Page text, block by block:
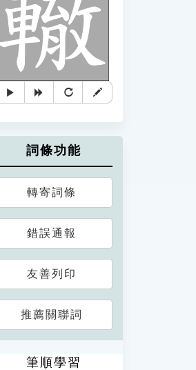
詞條功能
轉寄詞條
錯誤通報
友善列印
推薦關聯詞
筆順學習